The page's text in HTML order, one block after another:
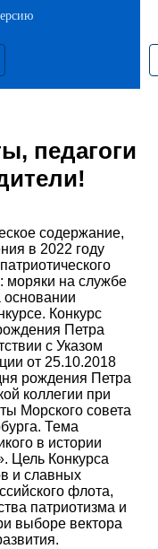
педагоги
содержание,
в 2022 году
моряки на службе
основании
Конкурс
Петра
с Указом
от 25.10.2018
рождения Петра
коллегии при
Морского совета
Тема
в истории
Цель Конкурса
и славных
флота,
патриотизма и
выборе вектора